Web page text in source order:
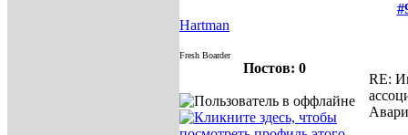
Hartman
Fresh Boarder
Постов: 0
RE: